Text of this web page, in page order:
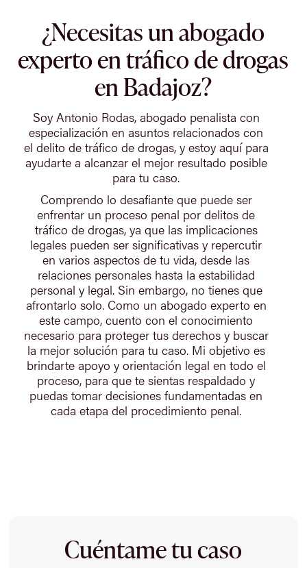
¿Necesitas un abogado
experto en tráfico de drogas
en Badajoz?
Soy Antonio Rodas, abogado penalista con
especialización en asuntos relacionados con
el delito de tráfico de drogas, y estoy aquí para
ayudarte a alcanzar el mejor resultado posible
para tu caso.
Comprendo lo desafiante que puede ser
enfrentar un proceso penal por delitos de
tráfico de drogas, ya que las implicaciones
legales pueden ser significativas y repercutir
en varios aspectos de tu vida, desde las
relaciones personales hasta la estabilidad
personal y legal. Sin embargo, no tienes que
afrontarlo solo. Como un abogado experto en
este campo, cuento con el conocimiento
necesario para proteger tus derechos y buscar
la mejor solución para tu caso. Mi objetivo es
brindarte apoyo y orientación legal en todo el
proceso, para que te sientas respaldado y
puedas tomar decisiones fundamentadas en
cada etapa del procedimiento penal.
Cuéntame tu caso